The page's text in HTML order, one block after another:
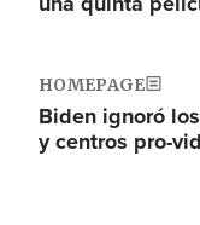
HOMEPAGE
Biden ignoró
y centros pro-